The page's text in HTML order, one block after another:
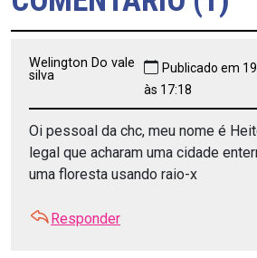
Welington Do vale
silva
Publicado em
às 17:18
Oi pessoal da chc, meu nome é
legal que acharam uma cidade
uma floresta usando raio-x
Responder